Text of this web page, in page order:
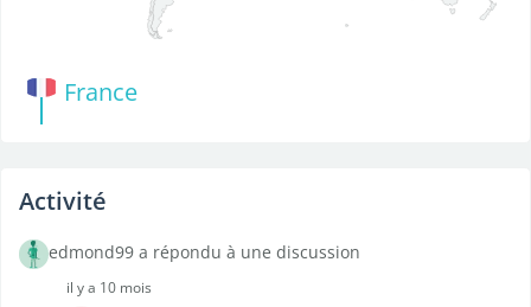
France
Activité
edmond99 a répondu à une discussion
il y a 10 mois